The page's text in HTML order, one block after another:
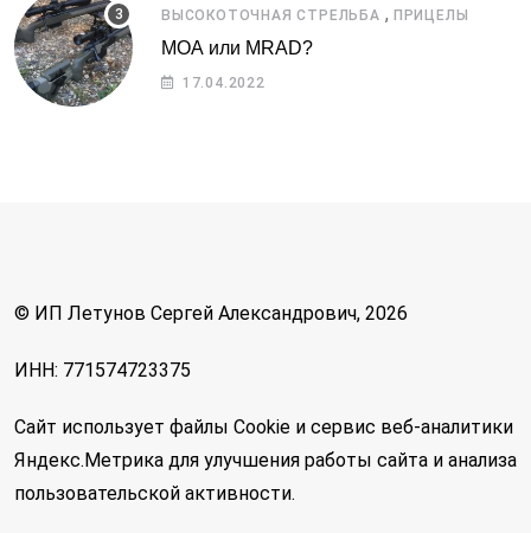
ВЫСОКОТОЧНАЯ СТРЕЛЬБА , ПРИЦЕЛЫ
МОА или MRAD?
17.04.2022
© ИП Летунов Сергей Александрович, 2026
ИНН: 771574723375
Сайт использует файлы Cookie и сервис веб-аналитики
Яндекс.Метрика для улучшения работы сайта и анализа
пользовательской активности.